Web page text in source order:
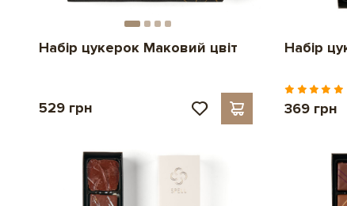
Набір цукерок Маковий цвіт
529 грн
Набір
369 грн